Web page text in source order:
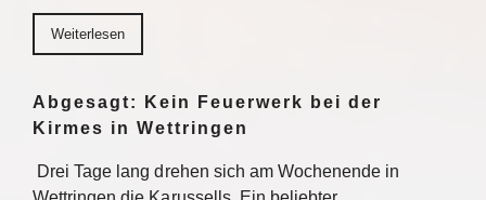
Weiterlesen
Abgesagt: Kein Feuerwerk bei der
Kirmes in Wettringen
Drei Tage lang drehen sich am Wochenende in